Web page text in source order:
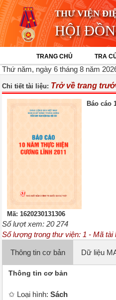
THƯ VIỆN
HỘI
TRANG CHỦ TRA
Thứ năm, ngày 6 tháng 8 năm
Chi tiết tài liệu: Trở về trang
Mã: 1620230131306
Báo cáo
Số lượt xem: 20 274
Số lượng trong thư viện: 1 - Mã tài
Thông tin cơ bản
✩ Loại hình: Sách